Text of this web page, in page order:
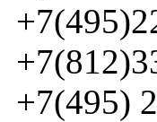
+7(495)